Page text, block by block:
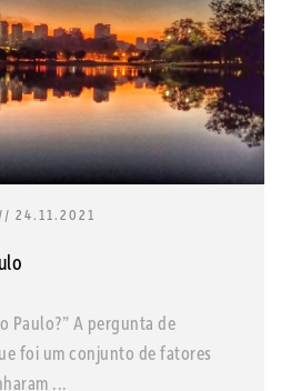
// 24.11.2021
Paulo?” A pergunta de
foi um conjunto de fatores
...